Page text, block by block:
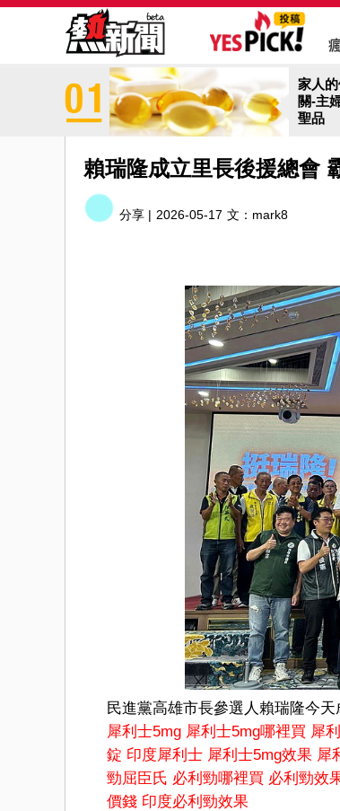
家人
關-主
聖品
賴瑞隆成立里長後援總會
分享 | 2026-05-17 文： mark8
民進黨高雄市長參選人賴瑞隆今
犀利士5mg 犀利士5mg哪裡買 犀
錠 印度犀利士 犀利士5mg效果 犀
勁屈臣氏 必利勁哪裡買 必利勁效
價錢 印度必利勁效果